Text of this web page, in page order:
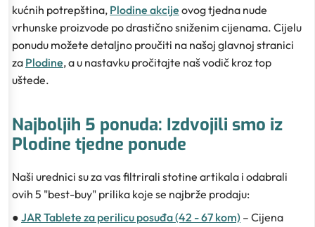
kućnih potrepština, Plodine akcije ovog tjedna nude
vrhunske proizvode po drastično sniženim cijenama. Cijelu
ponudu možete detaljno proučiti na našoj glavnoj stranici
za Plodine, a u nastavku pročitajte naš vodič kroz top
uštede.
Najboljih 5 ponuda: Izdvojili smo iz
Plodine tjedne ponude
Naši urednici su za vas filtrirali stotine artikala i odabrali
ovih 5 "best-buy" prilika koje se najbrže prodaju:
● JAR Tablete za perilicu posuđa (42 - 67 kom) – Cijena